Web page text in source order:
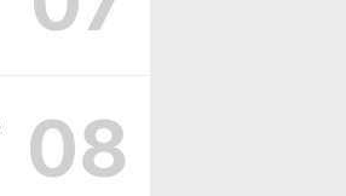
08